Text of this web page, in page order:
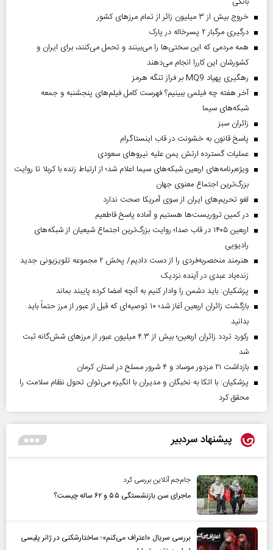
خروج بیش از ۳ میلیون زائر از تمام مرز‌های کشور
درگیری مرگبار ۲ پسرخاله در پارک
همه مردمی که این سختی‌ها را می‌بینند و تحمل می‌کنند، برای ایران و
کشورشان این کاررا انجام می‌دهند
رهگیری پهپاد MQ9 بر فراز تنگه هرمز
آخر هفته چه فیلمی ببینیم؟ فهرست کامل فیلم‌های پنجشنبه و جمعه
شبکه‌های سیما
‌زائران سبز
پاسخ قانون به خشونت در قاب اینستاگرام
عملیات گسترده ارتش یمن علیه نیروهای سعودی
ویژه‌برنامه‌های اربعین شبکه‌های سیما اعلام شد؛ از ارتباط زنده با کربلا تا روایت
بزرگ‌ترین اجتماع معنوی جهان
لغو تحریم‌های ایران از سوی آمریکا صحت ندارد
در کمین تروریست‌ها هستیم و آماده پاسخ قاطعیم
اربعین ۱۴۰۵ در قاب صدا؛ روایت بزرگ‌ترین اجتماع شیعیان از شبکه‌های
رادیویی
هنرمند منحصر‌به‌فردی را از دست دادیم/ پخش ۲ مجموعه تلویزیونی جدید
زنده‌یاد عبدی در آینده نزدیک
پزشکیان: باید دشمن را وادار کنیم به آنچه امضا کرده پایبند بماند
بازگشت زائران اربعین آغاز شد؛ ۱۰ توصیه‌ای که قبل از عبور از مرز حتماً باید
بدانید
رکورد تردد زائران اربعین؛ بیش از ۴.۳ میلیون عبور از مرزهای شش‌گانه ثبت
شد
بازداشت ۲۱ مزدور موساد و ۴ شرور مسلح در استان کرمان
پزشکیان: با اتکا به نخبگان و مدیران با انگیزه می‌توان تحول نظام سلامت را
محقق کرد
پیشنهاد سردبیر
جام‌جم آنلاین بررسی کرد
ماجرای سن بازنشستگی ۵۵ و ۶۲ ساله چیست؟
بررسی سریال «اعتراف می‌کنم»؛ ساختارشکنی در ژانر پلیسی